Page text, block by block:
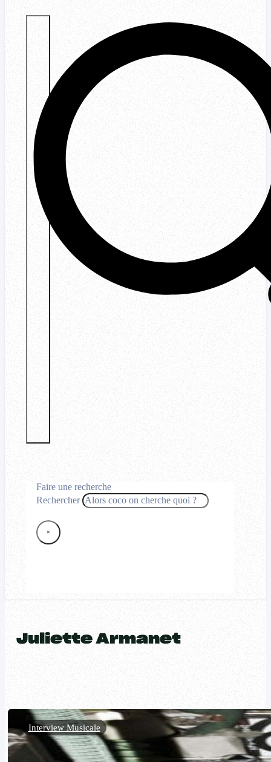
Faire une recherche
Rechercher
×
Juliette Armanet
Interview Musicale